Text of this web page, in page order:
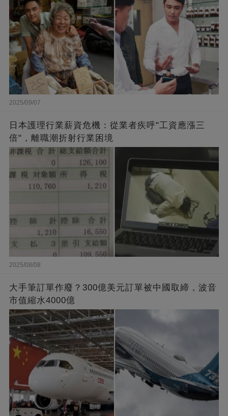
2025/09/07
日本護理行業薪資危機：從業者疾呼"工資應漲三
倍"，離職潮折射行業困境
2025/08/08
大手筆訂單作廢？300億美元訂單被中國取締，波音
市值縮水4000億